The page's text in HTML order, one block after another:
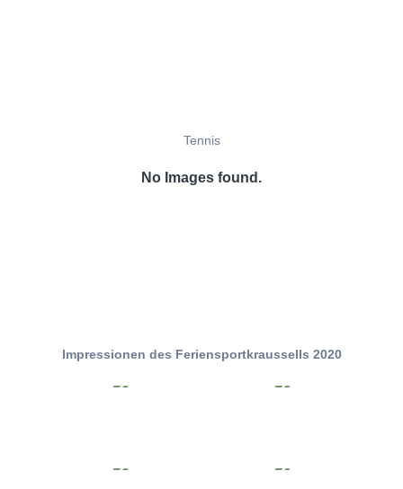
Tennis
No Images found.
Impressionen des Feriensportkraussells 2020